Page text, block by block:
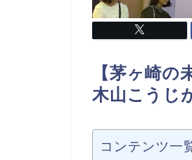
【茅ヶ崎の
木山こうじ
コンテンツ一